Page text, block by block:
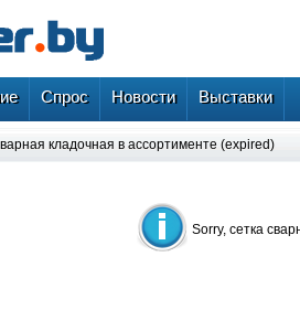
Спрос Новости Выставки
кладочная в ассортименте (expired)
Sorry, сетка